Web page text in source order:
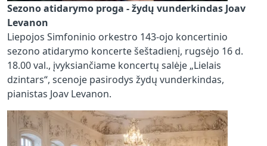
Sezono atidarymo proga - žydų vunderkindas Joav
Levanon
Liepojos Simfoninio orkestro 143-ojo koncertinio
sezono atidarymo koncerte šeštadienį, rugsėjo 16 d.
18.00 val., įvyksiančiame koncertų salėje „Lielais
dzintars“, scenoje pasirodys žydų vunderkindas,
pianistas Joav Levanon.